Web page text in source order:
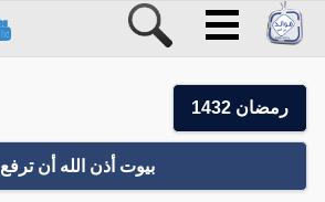
رمضان 1432
بيوت أذن الله أن ترفع